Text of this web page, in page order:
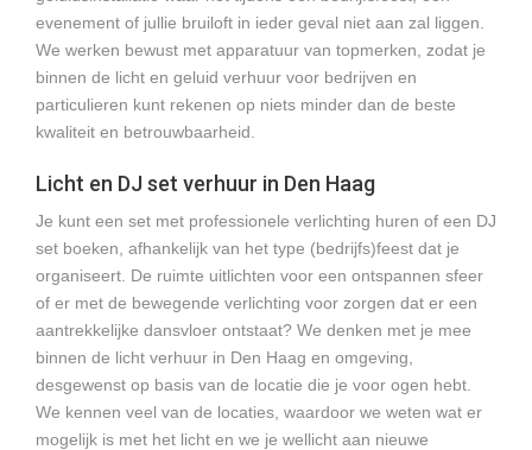
evenement of jullie bruiloft in ieder geval niet aan zal liggen.
We werken bewust met apparatuur van topmerken, zodat je
binnen de licht en geluid verhuur voor bedrijven en
particulieren kunt rekenen op niets minder dan de beste
kwaliteit en betrouwbaarheid.
Licht en DJ set verhuur in Den Haag
Je kunt een set met professionele verlichting huren of een DJ
set boeken, afhankelijk van het type (bedrijfs)feest dat je
organiseert. De ruimte uitlichten voor een ontspannen sfeer
of er met de bewegende verlichting voor zorgen dat er een
aantrekkelijke dansvloer ontstaat? We denken met je mee
binnen de licht verhuur in Den Haag en omgeving,
desgewenst op basis van de locatie die je voor ogen hebt.
We kennen veel van de locaties, waardoor we weten wat er
mogelijk is met het licht en we je wellicht aan nieuwe